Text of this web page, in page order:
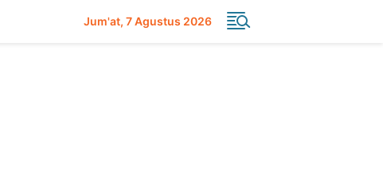
Jum'at 7 Agustus 2026